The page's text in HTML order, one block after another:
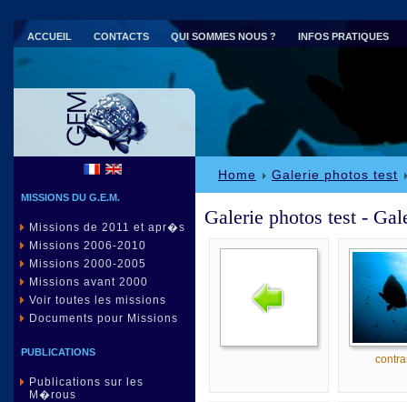
Home Galerie photos test
ACCUEIL CONTACTS QUI SOMMES NOUS ? INFOS PRATIQUES
Parc national de Port-Cros (83)
MISSIONS DU G.E.M.
Missions de 2011 et apr�s
Missions 2006-2010
Missions 2000-2005
Missions avant 2000
Voir toutes les missions
Documents pour Missions
PUBLICATIONS
Publications sur les
M�rous
Galerie photos test -